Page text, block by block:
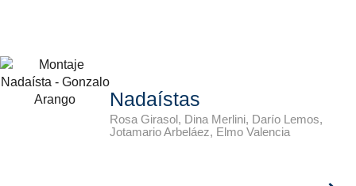
Nadaístas
Rosa Girasol, Dina Merlini, Darío Lemos,
Jotamario Arbeláez, Elmo Valencia